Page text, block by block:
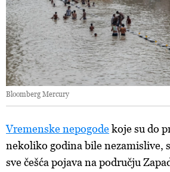
Bloomberg Mercury
Vremenske nepogodekoje su do
nekoliko godina bile nezamislive,
sve češća pojava na području